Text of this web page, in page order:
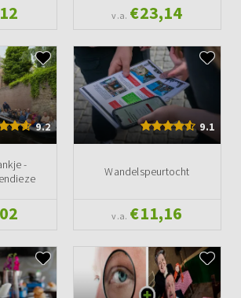
v.a. €23,14
9.2
-
9.1
Wandelspeurtocht
v.a. €11,16